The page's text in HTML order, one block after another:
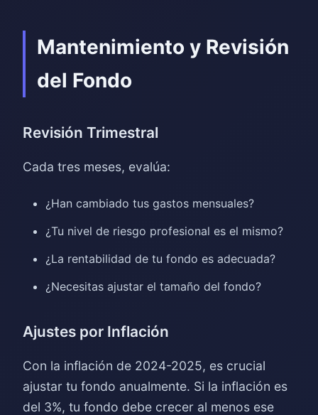
Mantenimiento y Revisión
del Fondo
Revisión Trimestral
Cada tres meses, evalúa:
¿Han cambiado tus gastos mensuales?
¿Tu nivel de riesgo profesional es el mismo?
¿La rentabilidad de tu fondo es adecuada?
¿Necesitas ajustar el tamaño del fondo?
Ajustes por Inflación
Con la inflación de 2024-2025, es crucial
ajustar tu fondo anualmente. Si la inflación es
del 3%, tu fondo debe crecer al menos ese